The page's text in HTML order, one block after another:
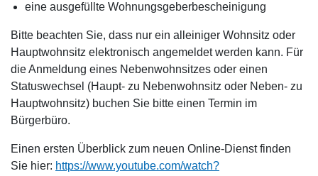
eine ausgefüllte Wohnungsgeberbescheinigung
Bitte beachten Sie, dass nur ein alleiniger Wohnsitz oder
Hauptwohnsitz elektronisch angemeldet werden kann. Für
die Anmeldung eines Nebenwohnsitzes oder einen
Statuswechsel (Haupt- zu Nebenwohnsitz oder Neben- zu
Hauptwohnsitz) buchen Sie bitte einen Termin im
Bürgerbüro.
Einen ersten Überblick zum neuen Online-Dienst finden
Sie hier: https://www.youtube.com/watch?